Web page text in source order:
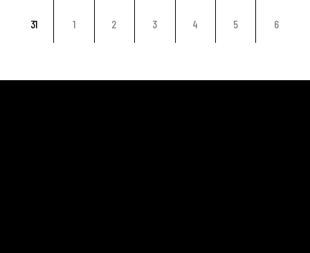
31 1 2 3 4 5 6